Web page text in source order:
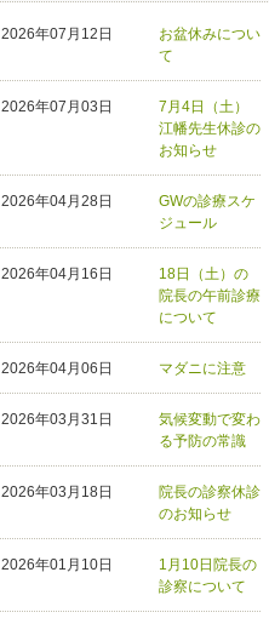
2026年07月12日
お盆休みについ
て
2026年07月03日
7月4日（土）
江幡先生休診の
お知らせ
2026年04月28日
GWの診療スケ
ジュール
2026年04月16日
18日（土）の
院長の午前診療
について
2026年04月06日 マダニに注意
2026年03月31日
気候変動で変わ
る予防の常識
2026年03月18日
院長の診察休診
のお知らせ
2026年01月10日
1月10日院長の
診察について